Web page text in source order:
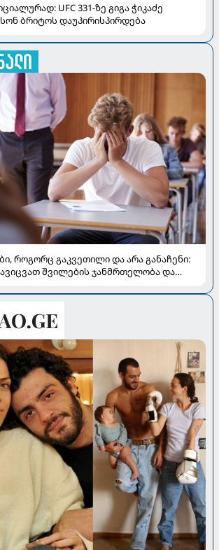
UFC 331-ზე გიგა ჭიკაძე
ბრიტოს დაუპირისპირდება
როგორც გაკვეთილი და არა განაჩენი:
შვილების ჯანმრთელობა და